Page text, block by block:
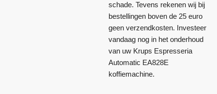
schade. Tevens rekenen wij bij
bestellingen boven de 25 euro
geen verzendkosten. Investeer
vandaag nog in het onderhoud
van uw Krups Espresseria
Automatic EA828E
koffiemachine.